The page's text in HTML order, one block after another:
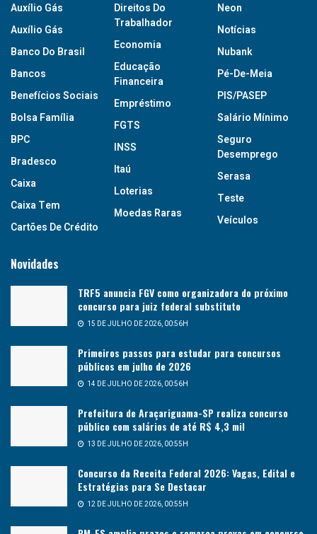
Auxílio Gás
Auxílio Gás
Banco Do Brasil
Bancos
Benefícios Sociais
Bolsa Família
BPC
Bradesco
Caixa
Caixa Tem
Cartões De Crédito
Direitos Do
Trabalhador
Economia
Educação
Financeira
Empréstimo
FGTS
INSS
Itaú
Loterias
Moedas Raras
Neon
Notícias
Nubank
Pé-De-Meia
PIS/PASEP
Salário Mínimo
Seguro
Desemprego
Serasa
Teste
Veículos
Novidades
TRF5 anuncia FGV como organizadora do próximo
concurso para juiz federal substituto
15 DE JULHO DE 2026, 00:56H
Primeiros passos para estudar para concursos
públicos em julho de 2026
14 DE JULHO DE 2026, 00:56H
Prefeitura de Araçariguama-SP realiza concurso
público com salários de até R$ 4,3 mil
13 DE JULHO DE 2026, 00:55H
Concurso da Receita Federal 2026: Vagas, Edital e
Estratégias para Se Destacar
12 DE JULHO DE 2026, 00:55H